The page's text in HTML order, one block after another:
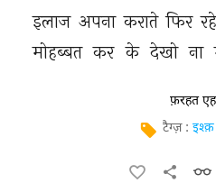
इलाज अपना कराते फिर
मोहब्बत कर के देखो ना
फ़रहत
टैग्ज़ : इश्क़